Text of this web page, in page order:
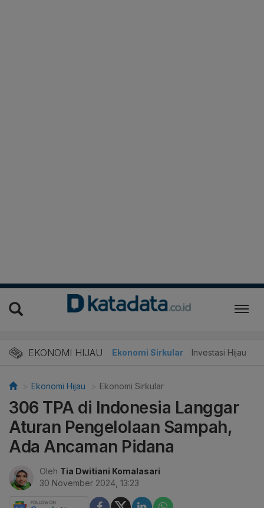
EKONOMI HIJAU
Energi Baru Ekonomi Sirkular Investasi Hijau
Ekonomi Hijau Ekonomi Sirkular
306 TPA di Indonesia Langgar
Aturan Pengelolaan Sampah,
Ada Ancaman Pidana
Oleh Tia Dwitiani Komalasari
30 November 2024, 13:23